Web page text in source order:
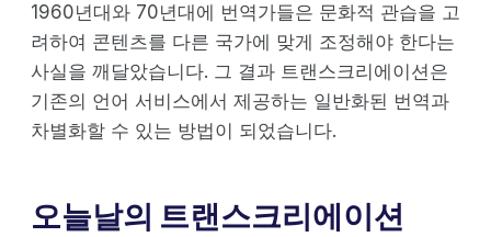
1960년대와 70년대에 번역가들은 문화적 관습을 고
려하여 콘텐츠를 다른 국가에 맞게 조정해야 한다는
사실을 깨달았습니다. 그 결과 트랜스크리에이션은
기존의 언어 서비스에서 제공하는 일반화된 번역과
차별화할 수 있는 방법이 되었습니다.
오늘날의 트랜스크리에이션